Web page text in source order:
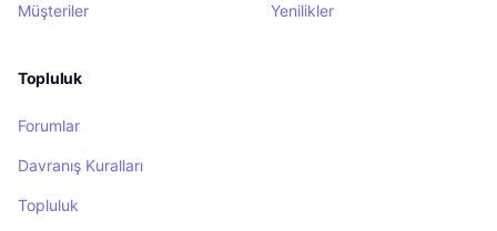
Müşteriler Yenilikler
Topluluk
Forumlar
Davranış Kuralları
Topluluk